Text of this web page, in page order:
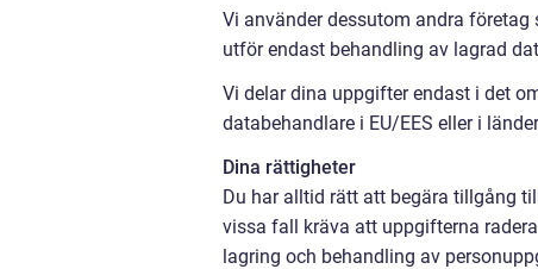
Vi använder dessutom andra
utför endast behandling av lagrad
Vi delar dina uppgifter endast i det
databehandlare i EU/EES eller i
Dina rättigheter
Du har alltid rätt att begära tillgång
vissa fall kräva att uppgifterna
lagring och behandling av